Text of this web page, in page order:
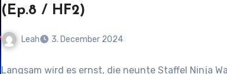
(Ep.8 / HF2)
Leah 3. December 2024
Langsam wird es ernst, die neunte Staffel Ninja